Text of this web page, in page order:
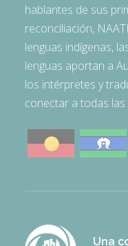
hablantes de sus
reconciliación,
lenguas indígenas,
lenguas aportan a
los intérpretes y
conectar a todas
Una